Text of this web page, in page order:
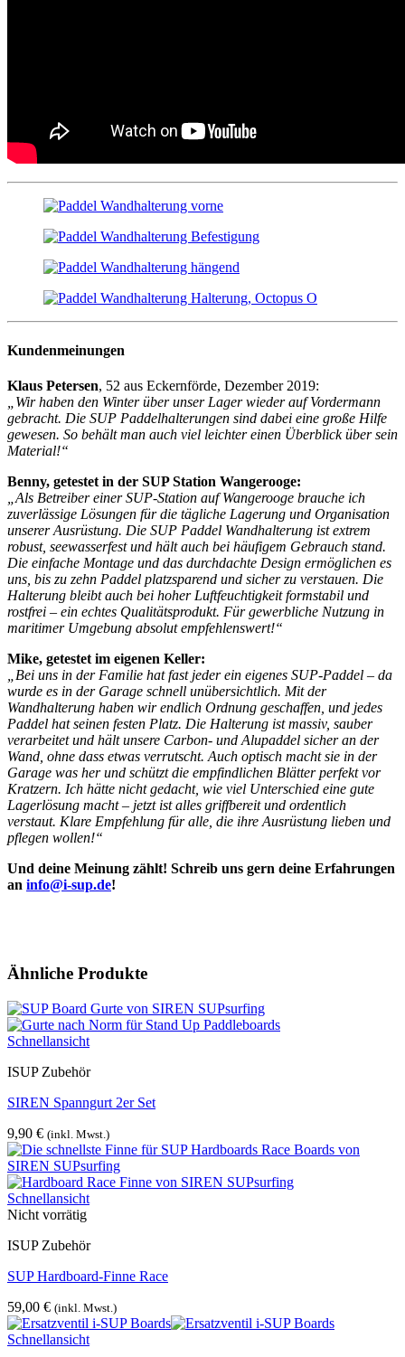
Kundenmeinungen
Klaus Petersen, 52 aus Eckernförde, Dezember 2019:
„Wir haben den Winter über unser Lager wieder auf Vordermann
gebracht. Die SUP Paddelhalterungen sind dabei eine große Hilfe
gewesen. So behält man auch viel leichter einen Überblick über sein
Material!“
Benny, getestet in der SUP Station Wangerooge:
„Als Betreiber einer SUP-Station auf Wangerooge brauche ich
zuverlässige Lösungen für die tägliche Lagerung und Organisation
unserer Ausrüstung. Die SUP Paddel Wandhalterung ist extrem
robust, seewasserfest und hält auch bei häufigem Gebrauch stand.
Die einfache Montage und das durchdachte Design ermöglichen es
uns, bis zu zehn Paddel platzsparend und sicher zu verstauen. Die
Halterung bleibt auch bei hoher Luftfeuchtigkeit formstabil und
rostfrei – ein echtes Qualitätsprodukt. Für gewerbliche Nutzung in
maritimer Umgebung absolut empfehlenswert!“
Mike, getestet im eigenen Keller:
„Bei uns in der Familie hat fast jeder ein eigenes SUP-Paddel – da
wurde es in der Garage schnell unübersichtlich. Mit der
Wandhalterung haben wir endlich Ordnung geschaffen, und jedes
Paddel hat seinen festen Platz. Die Halterung ist massiv, sauber
verarbeitet und hält unsere Carbon- und Alupaddel sicher an der
Wand, ohne dass etwas verrutscht. Auch optisch macht sie in der
Garage was her und schützt die empfindlichen Blätter perfekt vor
Kratzern. Ich hätte nicht gedacht, wie viel Unterschied eine gute
Lagerlösung macht – jetzt ist alles griffbereit und ordentlich
verstaut. Klare Empfehlung für alle, die ihre Ausrüstung lieben und
pflegen wollen!“
Und deine Meinung zählt! Schreib uns gern deine Erfahrungen
an info@i-sup.de!
Ähnliche Produkte
Schnellansicht
ISUP Zubehör
SIREN Spanngurt 2er Set
9,90 € (inkl. Mwst.)
Schnellansicht
Nicht vorrätig
ISUP Zubehör
SUP Hardboard-Finne Race
59,00 € (inkl. Mwst.)
Schnellansicht